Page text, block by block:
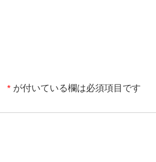
* が付いている欄は必須項目です